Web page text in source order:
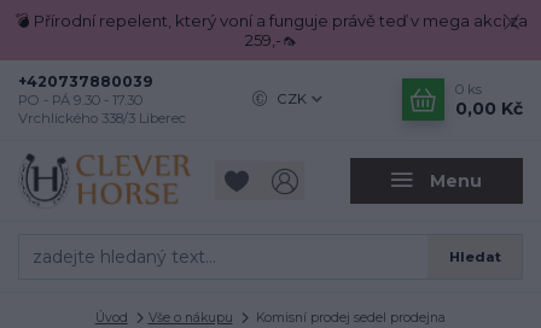
💣 Přírodní repelent, který voní a funguje právě teď v mega akci za
259,-🦟
Menu
CZK
Hledat
+420737880039
PO - PÁ 9.30 - 17.30
Vrchlického 338/3 Liberec
0 ks
0,00 Kč
Úvod Vše o nákupu Komisní prodej sedel prodejna